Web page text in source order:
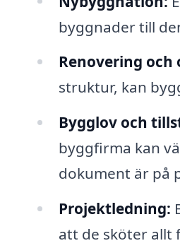
byggnader till
Renovering
struktur, kan
Bygglov och
byggfirma kan
dokument är på
Projektledning:
att de sköter allt